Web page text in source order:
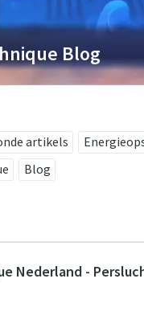
Blog
artikels
Blog
Nederland -